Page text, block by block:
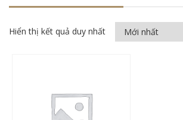
Hiển thị kết quả duy nhất